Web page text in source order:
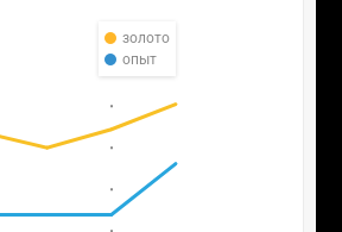
золото
опыт